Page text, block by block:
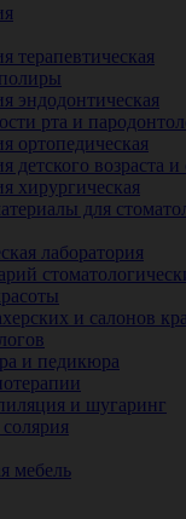
терапевтическая
эндодонтическая
рта и
ортопедическая
детского возраста
хирургическая
для
лаборатория
и салонов
и педикюра
и шугаринг
мебель